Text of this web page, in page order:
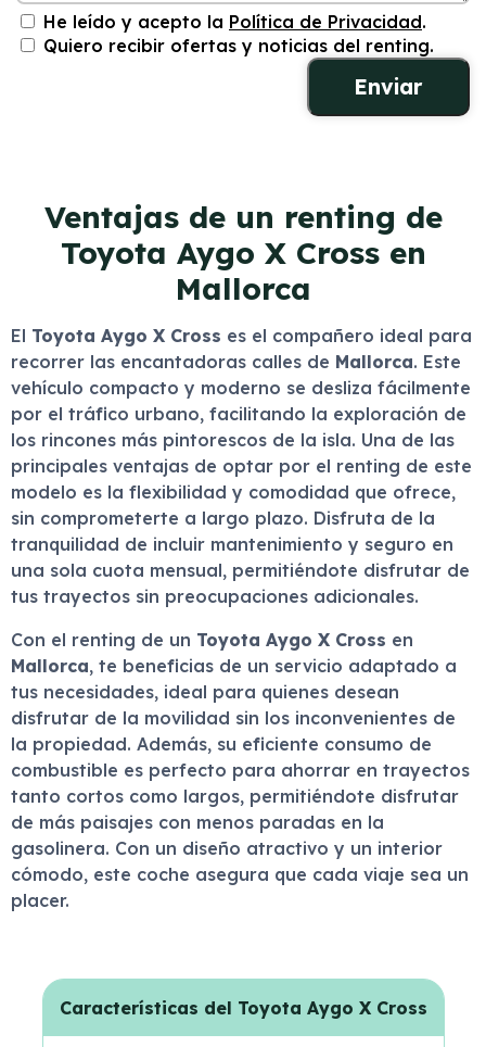
He leído y acepto la Política de Privacidad.
Quiero recibir ofertas y noticias del renting.
Ventajas de un renting de
Toyota Aygo X Cross en
Mallorca
El Toyota Aygo X Cross es el compañero ideal para
recorrer las encantadoras calles de Mallorca. Este
vehículo compacto y moderno se desliza fácilmente
por el tráfico urbano, facilitando la exploración de
los rincones más pintorescos de la isla. Una de las
principales ventajas de optar por el renting de este
modelo es la flexibilidad y comodidad que ofrece,
sin comprometerte a largo plazo. Disfruta de la
tranquilidad de incluir mantenimiento y seguro en
una sola cuota mensual, permitiéndote disfrutar de
tus trayectos sin preocupaciones adicionales.
Con el renting de un Toyota Aygo X Cross en
Mallorca, te beneficias de un servicio adaptado a
tus necesidades, ideal para quienes desean
disfrutar de la movilidad sin los inconvenientes de
la propiedad. Además, su eficiente consumo de
combustible es perfecto para ahorrar en trayectos
tanto cortos como largos, permitiéndote disfrutar
de más paisajes con menos paradas en la
gasolinera. Con un diseño atractivo y un interior
cómodo, este coche asegura que cada viaje sea un
placer.
Características del Toyota Aygo X Cross